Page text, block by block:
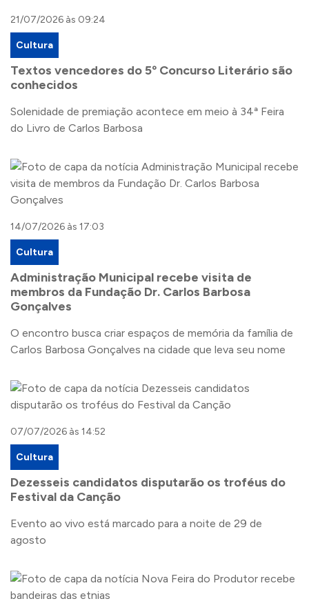
21/07/2026 às 09:24
Cultura
Textos vencedores do 5º Concurso Literário são
conhecidos
Solenidade de premiação acontece em meio à 34ª Feira
do Livro de Carlos Barbosa
14/07/2026 às 17:03
Cultura
Administração Municipal recebe visita de
membros da Fundação Dr. Carlos Barbosa
Gonçalves
O encontro busca criar espaços de memória da família de
Carlos Barbosa Gonçalves na cidade que leva seu nome
07/07/2026 às 14:52
Cultura
Dezesseis candidatos disputarão os troféus do
Festival da Canção
Evento ao vivo está marcado para a noite de 29 de
agosto